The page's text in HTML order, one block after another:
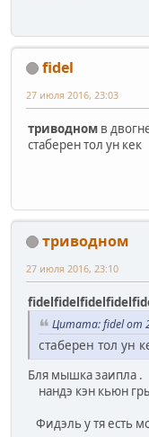
fidel
27 июля 2016, 23:03
триводном в
стаберен тол ун кек
триводном
27 июля 2016, 23:10
fidelfidelfidelfidel
Цитата: fidel от
стаберен тол ун
Бля мышка заипла .
нандэ кэн кьюн
Фидэль у тя есть